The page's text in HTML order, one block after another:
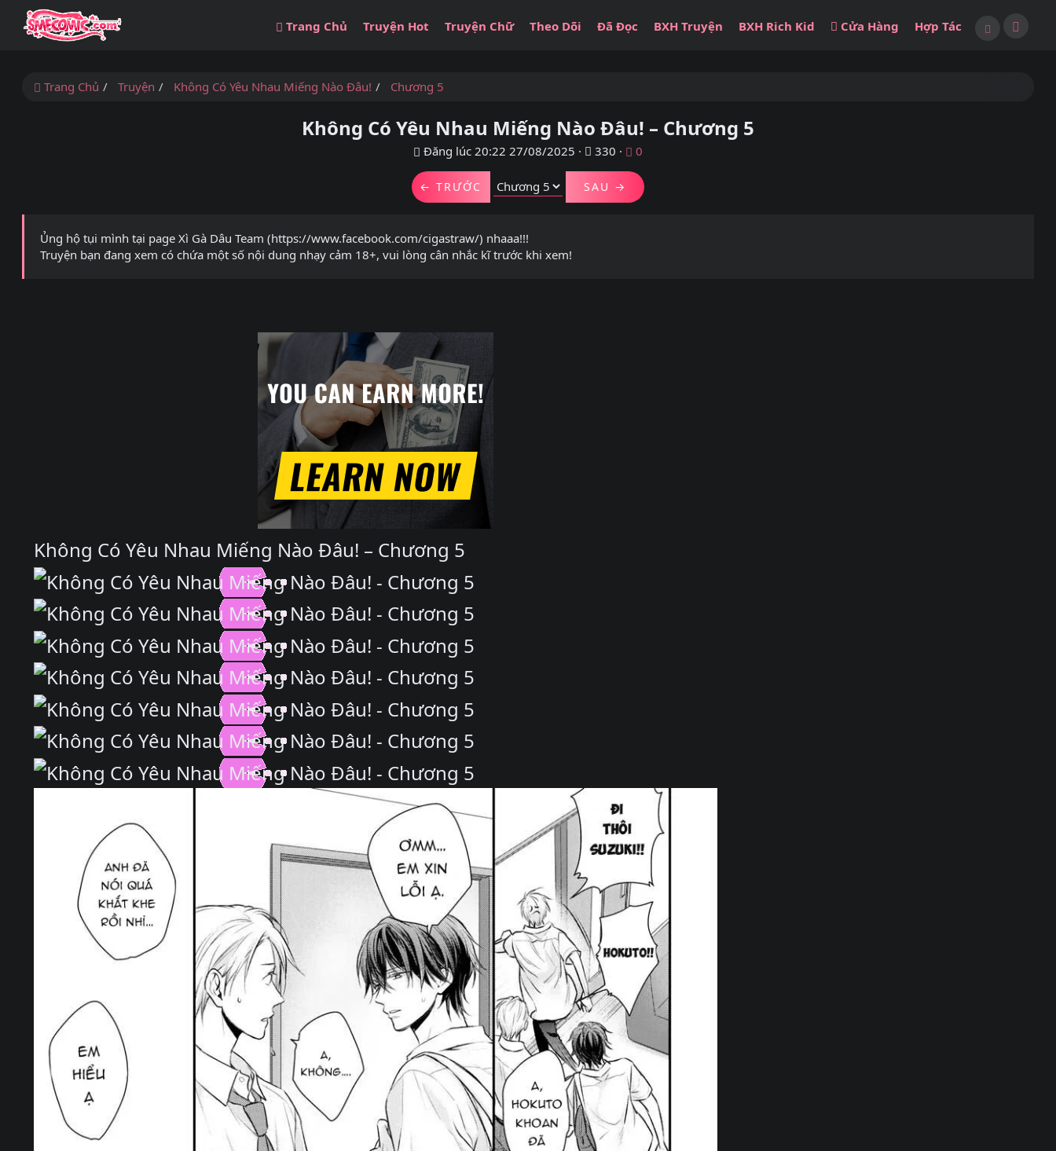
Trang Chủ Truyện Hot Truyện Chữ Theo Dõi Đã Đọc BXH Truyện BXH Rich Kid Cửa Hàng Hợp Tác
Trang Chủ Truyện Không Có Yêu Nhau Miếng Nào Đâu! Chương 5
Không Có Yêu Nhau Miếng Nào Đâu! – Chương 5
Đăng lúc 20:22 27/08/2025 · 330 · 0
← TRƯỚC SAU →
Ủng hộ tụi mình tại page Xì Gà Dâu Team (https://www.facebook.com/cigastraw/) nhaaa!!!
Truyện bạn đang xem có chứa một số nội dung nhạy cảm 18+, vui lòng cân nhắc kĩ trước khi xem!
Không Có Yêu Nhau Miếng Nào Đâu! – Chương 5